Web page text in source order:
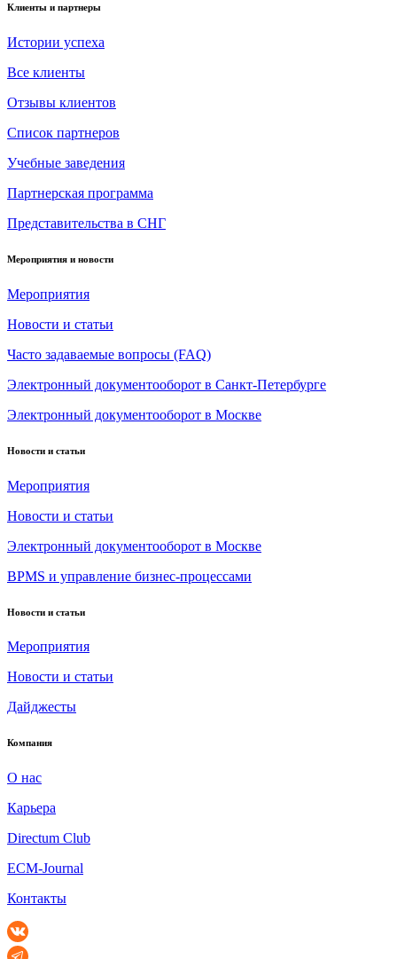
Клиенты и партнеры
Истории успеха
Все клиенты
Отзывы клиентов
Список партнеров
Учебные заведения
Партнерская программа
Представительства в СНГ
Мероприятия и новости
Мероприятия
Новости и статьи
Часто задаваемые вопросы (FAQ)
Электронный документооборот в Санкт-Петербурге
Электронный документооборот в Москве
Новости и статьи
Мероприятия
Новости и статьи
Электронный документооборот в Москве
BPMS и управление бизнес-процессами
Новости и статьи
Мероприятия
Новости и статьи
Дайджесты
Компания
О нас
Карьера
Directum Club
ECM-Journal
Контакты